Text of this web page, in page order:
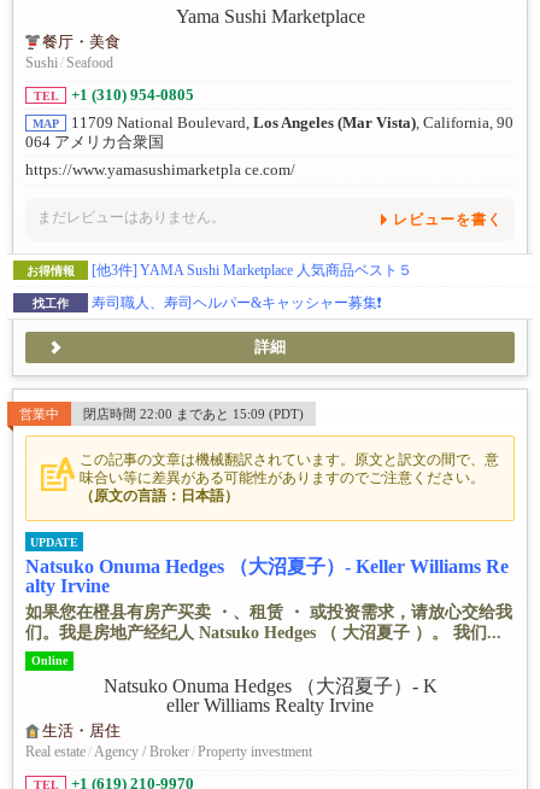
餐厅・美食
Sushi/ Seafood
TEL +1 (310) 954-0805
MAP 11709 National Boulevard, Los Angeles (Mar Vista), California, 90
064 アメリカ合衆国
https://www.yamasushimarketpla ce.com/
まだレビューはありません。 レビューを書く
お得情報 [他3件] YAMA Sushi Marketplace 人気商品ベスト５
找工作 寿司職人、寿司ヘルパー&キャッシャー募集❗️
詳細
営業中 閉店時間 22:00 まであと 15:09 (PDT)
この記事の文章は機械翻訳されています。原文と訳文の間で、意
味合い等に差異がある可能性がありますのでご注意ください。
（原文の言語：日本語）
UPDATE
Natsuko Onuma Hedges （大沼夏子）- Keller Williams Re
alty Irvine
如果您在橙县有房产买卖 ・、租赁 ・ 或投资需求，请放心交给我
们。我是房地产经纪人 Natsuko Hedges （ 大沼夏子 ）。 我们...
Online
生活・居住
Real estate/Agency / Broker/Property investment
TEL +1 (619) 210-9970